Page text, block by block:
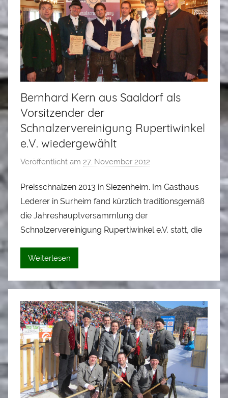
Bernhard Kern aus Saaldorf als
Vorsitzender der
Schnalzervereinigung Rupertiwinkel
e.V. wiedergewählt
Veröffentlicht am 27. November 2012
n
L
i
Preisschnalzen 2013 in Siezenheim. Im Gasthaus
Lederer in Surheim fand kürzlich traditionsgemäß
die Jahreshauptversammlung der
Schnalzervereinigung Rupertiwinkel e.V. statt, die
Weiterlesen